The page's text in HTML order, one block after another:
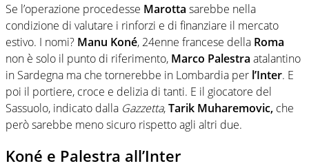
Se l’operazione procedesse Marotta sarebbe nella
condizione di valutare i rinforzi e di finanziare il mercato
estivo. I nomi? Manu Koné, 24enne francese della Roma
non è solo il punto di riferimento, Marco Palestra atalantino
in Sardegna ma che tornerebbe in Lombardia per l’Inter. E
poi il portiere, croce e delizia di tanti. E il giocatore del
Sassuolo, indicato dalla Gazzetta,Tarik Muharemovic, che
però sarebbe meno sicuro rispetto agli altri due.
Koné e Palestra all’Inter